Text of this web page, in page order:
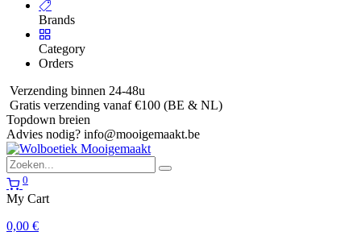
Brands
Category
Orders
Verzending binnen 24-48u
Gratis verzending vanaf €100 (BE & NL)
Topdown breien
Advies nodig? info@mooigemaakt.be
0
My Cart
0,00 €